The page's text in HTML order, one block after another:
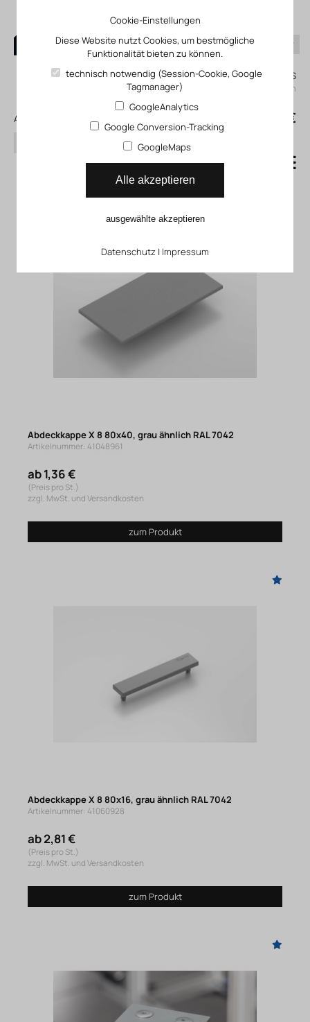
0
Mein KLEFINGHAUS
einloggen
Alle Produkte
Suchen
0,00 €
Abdeckkappen XMS
Abdeckkappe X 8 80x40, grau ähnlich RAL 7042
Artikelnummer: 41048961
ab 1,36 €
(Preis pro St.)
zzgl. MwSt. und Versandkosten
zum Produkt
Abdeckkappe X 8 80x16, grau ähnlich RAL 7042
Artikelnummer: 41060928
ab 2,81 €
(Preis pro St.)
zzgl. MwSt. und Versandkosten
zum Produkt
Cookie-Einstellungen
Diese Website nutzt Cookies, um bestmögliche
Funktionalität bieten zu können.
technisch notwendig (Session-Cookie, Google
Tagmanager)
GoogleAnalytics
Google Conversion-Tracking
GoogleMaps
Alle akzeptieren
ausgewählte akzeptieren
Datenschutz | Impressum